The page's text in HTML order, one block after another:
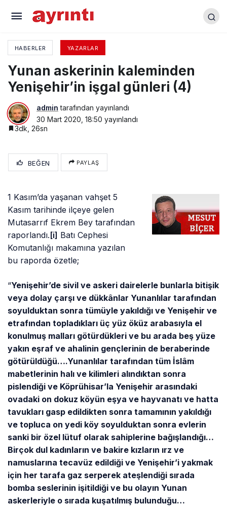
HABERLER YAZARLAR
Yunan askerinin kaleminden
Yenişehir’in işgal günleri (4)
admin tarafından yayınlandı
30 Mart 2020, 18:50 yayınlandı
3dk, 26sn
BEĞEN PAYLAŞ
1 Kasım’da yaşanan vahşet 5
Kasım tarihinde ilçeye gelen
Mutasarrıf Ekrem Bey tarafından
raporlandı.[i] Batı Cephesi
Komutanlığı makamına yazılan
bu raporda özetle;
“Yenişehir’de sivil ve askeri dairelerle bunlarla bitişik
veya dolay çarşı ve dükkânlar Yunanlılar tarafından
soyulduktan sonra tümüyle yakıldığı ve Yenişehir ve
etrafından topladıkları üç yüz öküz arabasıyla el
konulmuş malları götürdükleri ve bu arada beş yüze
yakın eşraf ve ahalinin gençlerinin de beraberinde
götürüldüğü….Yunanlılar tarafından tüm İslâm
mabetlerinin halı ve kilimleri alındıktan sonra
pislendiği ve Köprühisar’la Yenişehir arasındaki
ovadaki on dokuz köyün eşya ve hayvanatı ve hatta
tavukları gasp edildikten sonra tamamının yakıldığı
ve topluca on yedi köy soyulduktan sonra evlerin
sanki bir özel lütuf olarak sahiplerine bağışlandığı…
Birçok dul kadınların ve bakire kızların ırz ve
namuslarına tecavüz edildiği ve Yenişehir’i yakmak
için her tarafa gaz serperek ateşlendiği sırada
bomba seslerinin işitildiği ve bu olayın Yunan
askerleriyle o sırada kuşatılmış bulunduğu…
Bir öğretmenden, öğretmenine mektup